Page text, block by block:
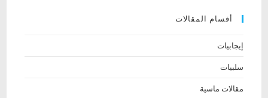
أقسام المقالات
إيجابيات
سلبيات
مقالات ماسية